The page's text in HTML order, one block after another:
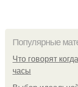
Популярные
Что говорят
часы